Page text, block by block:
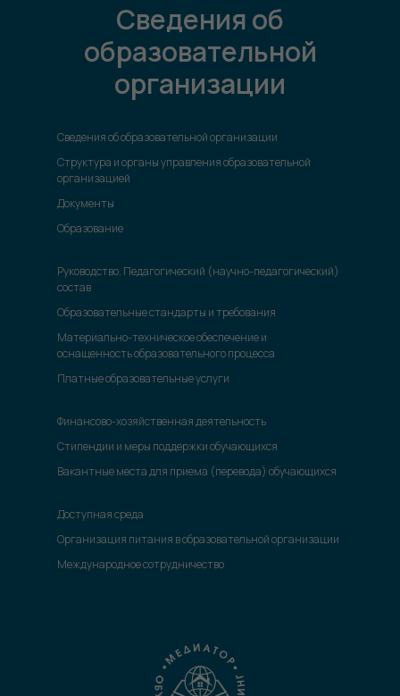
Сведения об
образовательной
организации
Сведения об образовательной организации
Структура и органы управления образовательной
организацией
Документы
Образование
Руководство. Педагогический (научно-педагогический)
состав
Образовательные стандарты и требования
Материально-техническое обеспечение и
оснащенность образовательного процесса
Платные образовательные услуги
Финансово-хозяйственная деятельность
Стипендии и меры поддержки обучающихся
Вакантные места для приема (перевода) обучающихся
Доступная среда
Организация питания в образовательной организации
Международное сотрудничество